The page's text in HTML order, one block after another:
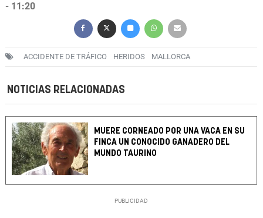
- 11:20
ACCIDENTE DE TRÁFICO HERIDOS MALLORCA
NOTICIAS RELACIONADAS
MUERE CORNEADO POR UNA VACA EN SU
FINCA UN CONOCIDO GANADERO DEL
MUNDO TAURINO